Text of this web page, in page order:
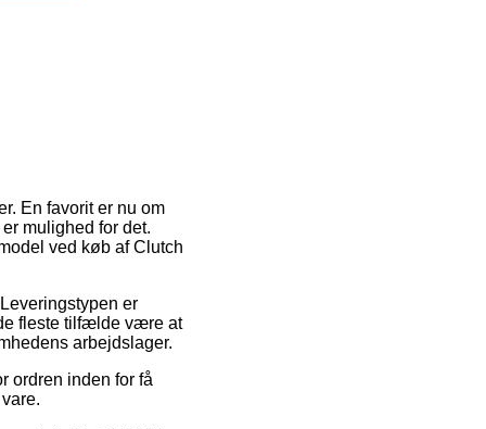
En favorit er nu om
mulighed for det.
ved køb af Clutch
er
fleste tilfælde være at
arbejdslager.
ordren inden for få